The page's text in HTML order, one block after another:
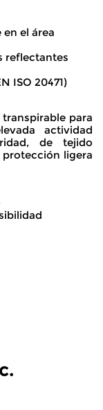
el área
reflectantes
ISO 20471)
para
actividad
de tejido
ligera